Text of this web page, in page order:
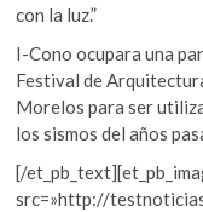
con la luz.”
I-Cono ocupara una
Festival de
Morelos para ser
los sismos del años
[/
src=»http://